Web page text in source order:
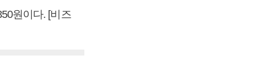
원이다. [비즈